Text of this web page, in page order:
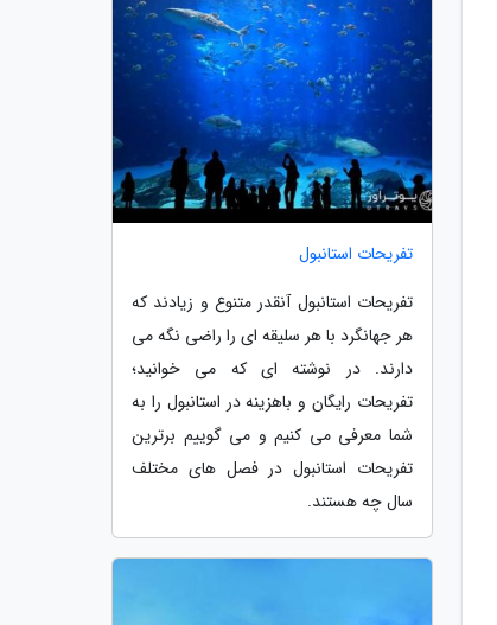
تفریحات استانبول
تفریحات استانبول آنقدر متنوع و زیادند که
هر جهانگرد با هر سلیقه ای را راضی نگه می
دارند. در نوشته ای که می خوانید؛
تفریحات رایگان و باهزینه در استانبول را به
شما معرفی می کنیم و می گوییم برترین
تفریحات استانبول در فصل های مختلف
سال چه هستند.